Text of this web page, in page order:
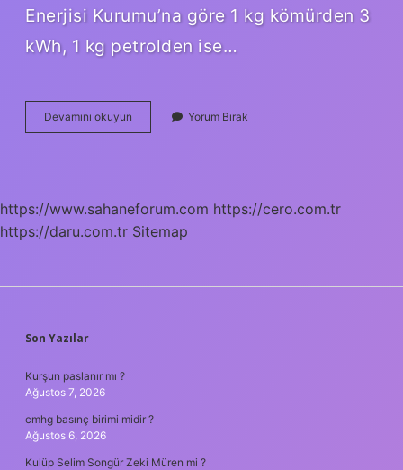
Enerjisi Kurumu’na göre 1 kg kömürden 3
kWh, 1 kg petrolden ise…
Devamını okuyun
Enerji
Yorum Bırak
https://www.sahaneforum.com https://cero.com.tr
https://daru.com.tr Sitemap
SIDEBAR
Son Yazılar
Kurşun paslanır mı ?
Ağustos 7, 2026
cmhg basınç birimi midir ?
Ağustos 6, 2026
Kulüp Selim Songür Zeki Müren mi ?